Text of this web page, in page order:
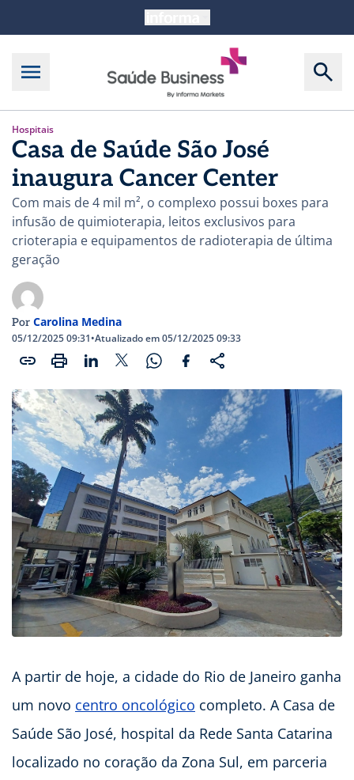
Hospitais
Casa de Saúde São José
inaugura Cancer Center
Com mais de 4 mil m², o complexo possui boxes para
infusão de quimioterapia, leitos exclusivos para
crioterapia e equipamentos de radioterapia de última
geração
Por Carolina Medina
05/12/2025 09:31•Atualizado em 05/12/2025 09:33
A partir de hoje, a cidade do Rio de Janeiro ganha
um novo centro oncológico completo. A Casa de
Saúde São José, hospital da Rede Santa Catarina
localizado no coração da Zona Sul, em parceria